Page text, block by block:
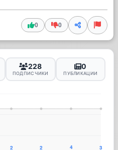
0 0
228
ПОДПИСЧИКИ
0
ПУБЛИКАЦИИ